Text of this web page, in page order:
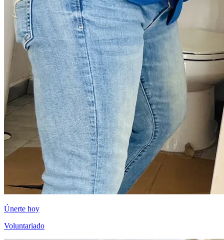
Únerte hoy
Voluntariado